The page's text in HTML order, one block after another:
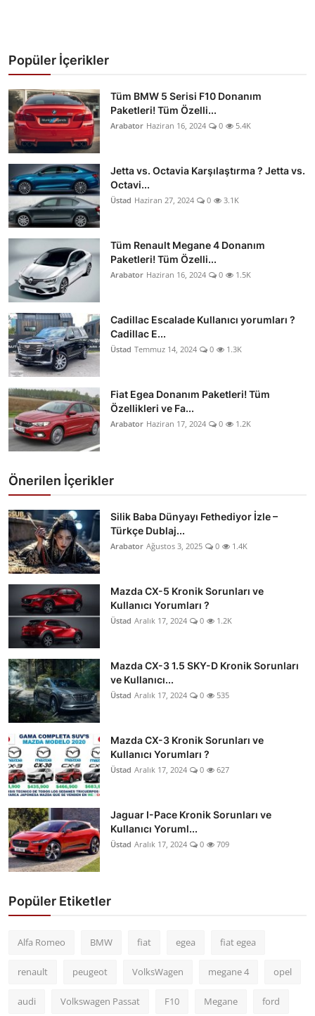
Popüler İçerikler
Tüm BMW 5 Serisi F10 Donanım
Paketleri! Tüm Özelli...
Arabator Haziran 16, 2024 0 5.4K
Jetta vs. Octavia Karşılaştırma ? Jetta vs.
Octavi...
Üstad Haziran 27, 2024 0 3.1K
Tüm Renault Megane 4 Donanım
Paketleri! Tüm Özelli...
Arabator Haziran 16, 2024 0 1.5K
Cadillac Escalade Kullanıcı yorumları ?
Cadillac E...
Üstad Temmuz 14, 2024 0 1.3K
Fiat Egea Donanım Paketleri! Tüm
Özellikleri ve Fa...
Arabator Haziran 17, 2024 0 1.2K
Önerilen İçerikler
Silik Baba Dünyayı Fethediyor İzle –
Türkçe Dublaj...
Arabator Ağustos 3, 2025 0 1.4K
Mazda CX-5 Kronik Sorunları ve
Kullanıcı Yorumları ?
Üstad Aralık 17, 2024 0 1.2K
Mazda CX-3 1.5 SKY-D Kronik Sorunları
ve Kullanıcı...
Üstad Aralık 17, 2024 0 535
Mazda CX-3 Kronik Sorunları ve
Kullanıcı Yorumları ?
Üstad Aralık 17, 2024 0 627
Jaguar I-Pace Kronik Sorunları ve
Kullanıcı Yoruml...
Üstad Aralık 17, 2024 0 709
Popüler Etiketler
Alfa Romeo BMW fiat egea fiat egea
renault peugeot VolksWagen megane 4 opel
audi Volkswagen Passat F10 Megane ford